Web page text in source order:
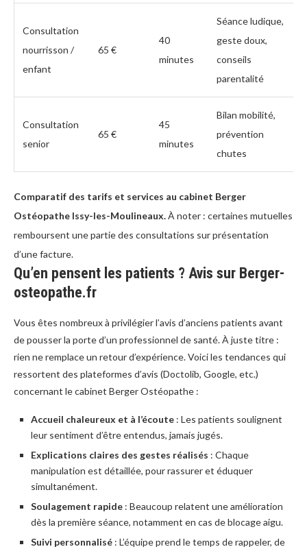
Consultation
nourrisson /
enfant
65 €
40
minutes
Séance ludique,
geste doux,
conseils
parentalité
Consultation
senior
65 €
45
minutes
Bilan mobilité,
prévention
chutes
Comparatif des tarifs et services au cabinet Berger
Ostéopathe Issy-les-Moulineaux.À noter : certaines mutuelles
remboursent une partie des consultations sur présentation
d’une facture.
Qu’en pensent les patients ? Avis sur Berger-
osteopathe.fr
Vous êtes nombreux à privilégier l’avis d’anciens patients avant
de pousser la porte d’un professionnel de santé. À juste titre :
rien ne remplace un retour d’expérience. Voici les tendances qui
ressortent des plateformes d’avis (Doctolib, Google, etc.)
concernant le cabinet Berger Ostéopathe :
Accueil chaleureux et à l’écoute : Les patients soulignent
leur sentiment d’être entendus, jamais jugés.
Explications claires des gestes réalisés : Chaque
manipulation est détaillée, pour rassurer et éduquer
simultanément.
Soulagement rapide : Beaucoup relatent une amélioration
dès la première séance, notamment en cas de blocage aigu.
Suivi personnalisé : L’équipe prend le temps de rappeler, de